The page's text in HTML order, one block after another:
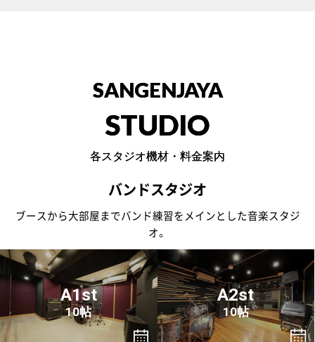
SANGENJAYA
STUDIO
各スタジオ機材・料金案内
バンドスタジオ
ブースから大部屋までバンド練習をメインとした音楽スタジ
オ。
A1st
10帖
A2st
10帖